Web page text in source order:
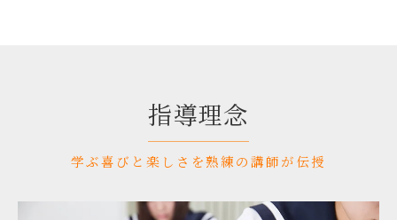
学ぶ喜びと楽しさを熟練の講師が伝授
指導理念